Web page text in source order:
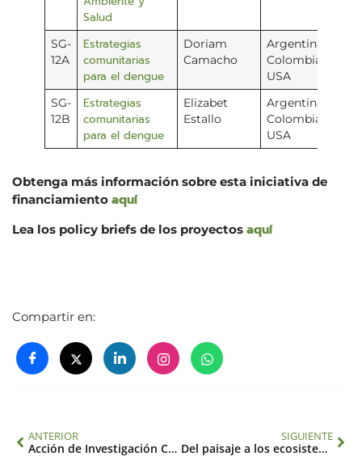
Salud
SG-
12A
Estrategias
comunitarias
para el dengue
Doriam
Camacho
Argentina,
Colombia, y
USA
SG-
12B
Estrategias
comunitarias
para el dengue
Elizabet
Estallo
Argentina,
Colombia, y
USA
Obtenga más información sobre esta iniciativa de
financiamiento aquí
Lea los policy briefs de los proyectos aquí
Compartir en:
ANTERIOR
Acción de Investigación Colaborativa de Belmont Forum para abordajes integrados en migración / movilidad humana en una era de cambio global rápido
SIGUIENTE
Del paisaje a los ecosistemas: funcionamiento a través de las escalas en ambientes cambiantes (CRN 2005)